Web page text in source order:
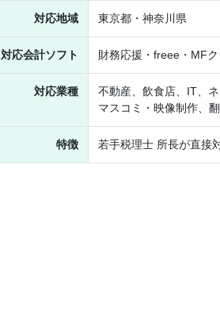
対応地域 東京都・神奈川県
対応会計ソフト 財務応援・freee・MF
対応業種
不動産、飲食店、IT、
マスコミ・映像制作、
特徴 若手税理士 所長が直接